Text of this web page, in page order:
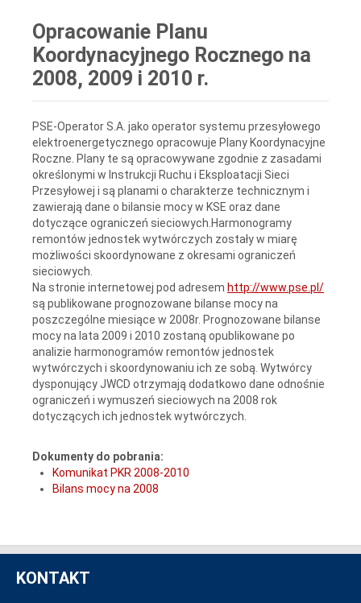
Opracowanie Planu
Koordynacyjnego Rocznego na
2008, 2009 i 2010 r.
PSE-Operator S.A. jako operator systemu przesyłowego
elektroenergetycznego opracowuje Plany Koordynacyjne
Roczne. Plany te są opracowywane zgodnie z zasadami
określonymi w Instrukcji Ruchu i Eksploatacji Sieci
Przesyłowej i są planami o charakterze technicznym i
zawierają dane o bilansie mocy w KSE oraz dane
dotyczące ograniczeń sieciowych.Harmonogramy
remontów jednostek wytwórczych zostały w miarę
możliwości skoordynowane z okresami ograniczeń
sieciowych.
Na stronie internetowej pod adresem http://www.pse.pl/
są publikowane prognozowane bilanse mocy na
poszczególne miesiące w 2008r. Prognozowane bilanse
mocy na lata 2009 i 2010 zostaną opublikowane po
analizie harmonogramów remontów jednostek
wytwórczych i skoordynowaniu ich ze sobą. Wytwórcy
dysponujący JWCD otrzymają dodatkowo dane odnośnie
ograniczeń i wymuszeń sieciowych na 2008 rok
dotyczących ich jednostek wytwórczych.
Dokumenty do pobrania:
Komunikat PKR 2008-2010
Bilans mocy na 2008
KONTAKT